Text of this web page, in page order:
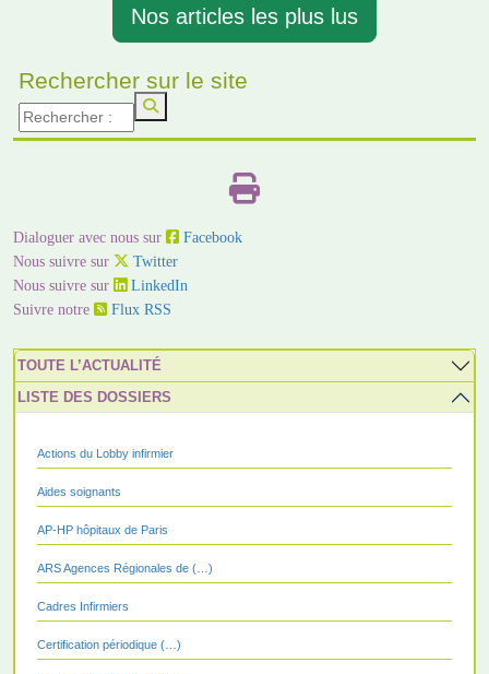
Nos articles les plus lus
Rechercher sur le site
Dialoguer avec nous sur
Facebook
Nous suivre sur
Twitter
Nous suivre sur
LinkedIn
Suivre notre
Flux RSS
TOUTE L’ACTUALITÉ
LISTE DES DOSSIERS
Actions du Lobby infirmier
Aides soignants
AP-HP hôpitaux de Paris
ARS Agences Régionales de (…)
Cadres Infirmiers
Certification périodique (…)